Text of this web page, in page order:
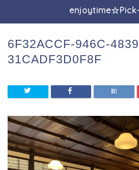
6F32ACCF-946C-
31CADF3D0F8F